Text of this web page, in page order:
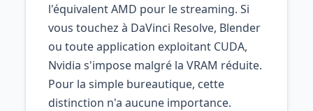
l'équivalent AMD pour le streaming. Si
vous touchez à DaVinci Resolve, Blender
ou toute application exploitant CUDA,
Nvidia s'impose malgré la VRAM réduite.
Pour la simple bureautique, cette
distinction n'a aucune importance.